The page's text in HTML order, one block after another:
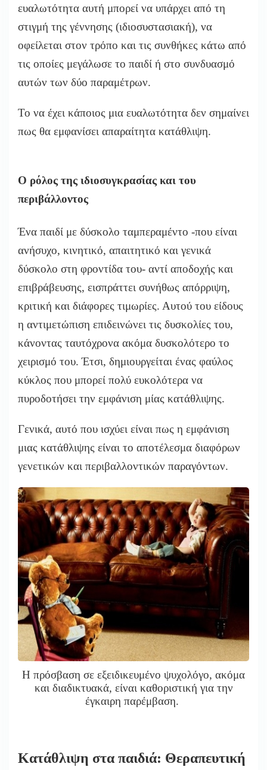
ευαλωτότητα αυτή μπορεί να υπάρχει από τη
στιγμή της γέννησης (ιδιοσυστασιακή), να
οφείλεται στον τρόπο και τις συνθήκες κάτω από
τις οποίες μεγάλωσε το παιδί ή στο συνδυασμό
αυτών των δύο παραμέτρων.
Το να έχει κάποιος μια ευαλωτότητα δεν σημαίνει
πως θα εμφανίσει απαραίτητα κατάθλιψη.
Ο ρόλος της ιδιοσυγκρασίας και του
περιβάλλοντος
Ένα παιδί με δύσκολο ταμπεραμέντο -που είναι
ανήσυχο, κινητικό, απαιτητικό και γενικά
δύσκολο στη φροντίδα του- αντί αποδοχής και
επιβράβευσης, εισπράττει συνήθως απόρριψη,
κριτική και διάφορες τιμωρίες. Αυτού του είδους
η αντιμετώπιση επιδεινώνει τις δυσκολίες του,
κάνοντας ταυτόχρονα ακόμα δυσκολότερο το
χειρισμό του. Έτσι, δημιουργείται ένας φαύλος
κύκλος που μπορεί πολύ ευκολότερα να
πυροδοτήσει την εμφάνιση μίας κατάθλιψης.
Γενικά, αυτό που ισχύει είναι πως η εμφάνιση
μιας κατάθλιψης είναι το αποτέλεσμα διαφόρων
γενετικών και περιβαλλοντικών παραγόντων.
Η πρόσβαση σε εξειδικευμένο ψυχολόγο, ακόμα
και διαδικτυακά, είναι καθοριστική για την
έγκαιρη παρέμβαση.
Κατάθλιψη στα παιδιά: Θεραπευτική